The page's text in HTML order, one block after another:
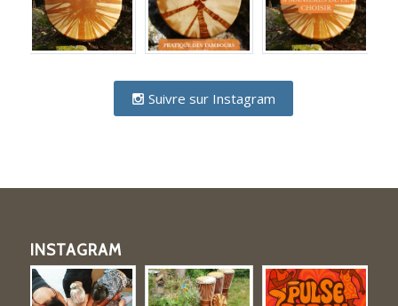
Suivre sur Instagram
INSTAGRAM